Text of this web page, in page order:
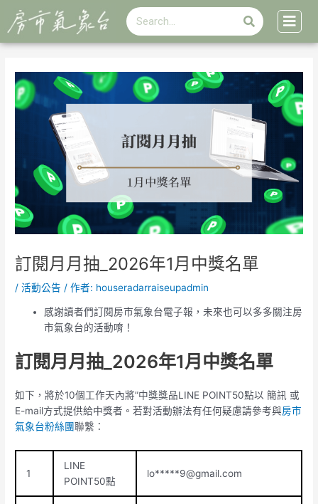
搜
尋
搜
尋
訂閱月月抽_2026年1月中獎名單
/活動公告 / 作者: houseradarraiseupadmin
感謝讀者們訂閱房市氣象台電子報，未來也可以多多關注房
市氣象台的活動唷！
訂閱月月抽_2026年1月中獎名單
如下，將於10個工作天內將”中獎獎品LINE POINT50點以 簡訊 或
E-mail方式提供給中獎者。若對活動辦法有任何疑慮請參考與房市
氣象台粉絲團聯繫：
1
LINE
POINT50點
lo*****9@gmail.com
navigation